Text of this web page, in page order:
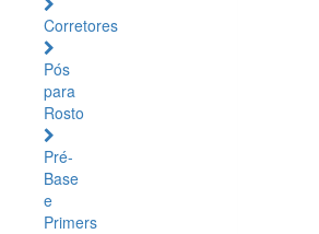
Corretores
Pós
para
Rosto
Pré-
Base
e
Primers